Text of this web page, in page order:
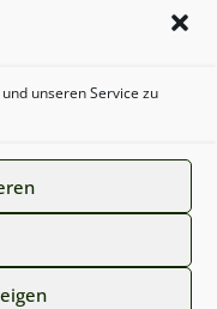
unseren Service zu